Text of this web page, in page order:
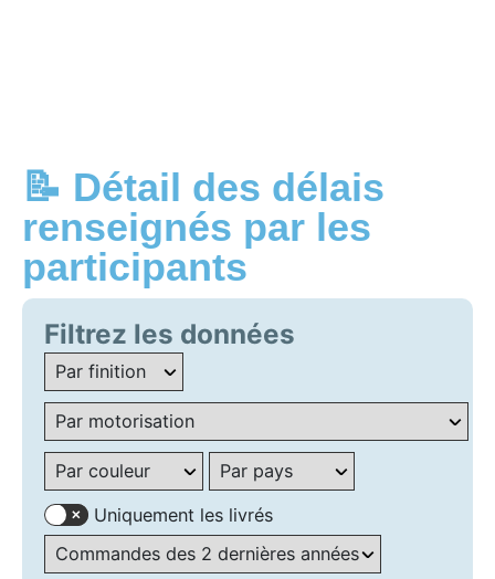
📝 Détail des délais
renseignés par les
participants
Filtrez les données
Uniquement les livrés